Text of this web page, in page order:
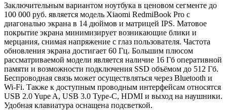
Заключительным вариантом ноутбука в ценовом сегменте до
100 000 руб. является модель Xiaomi RedmiBook Pro с
диагональю экрана в 14 дюймов и матрицей IPS. Матовое
покрытие экрана минимизирует возникающие блики и
мерцания, снимая напряжение с глаз пользователя. Частота
обновления экрана достигает 60 Гц. Большим плюсом
рассматриваемой модели является наличие 16 Гб оперативной
памяти и возможности подключения SSD объёмом до 512 Гб.
Беспроводная связь может осуществляться через Bluetooth и
Wi-Fi. Также к доступным проводным интерфейсам относятся
USB 2.0 Yupe A, USB 3.0 Type-C, HDMI и выход на наушники.
Удобная клавиатура оснащена подсветкой.